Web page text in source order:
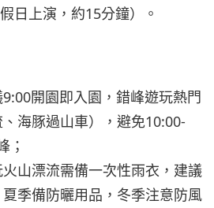
日上演，約15分鐘）。
開園即入園，錯峰遊玩熱門
海豚過山車），避免10:00-
；
山漂流需備一次性雨衣，建議
季備防曬用品，冬季注意防風